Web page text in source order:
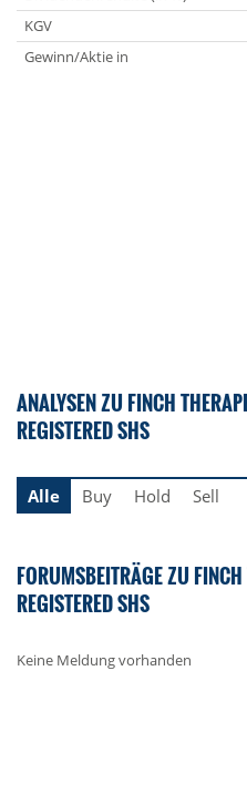
KGV
Gewinn/Aktie in
ANALYSEN ZU FINCH
REGISTERED SHS
Alle
Buy Hold Sell
FORUMSBEITRÄGE ZU
REGISTERED SHS
Keine Meldung vorhanden